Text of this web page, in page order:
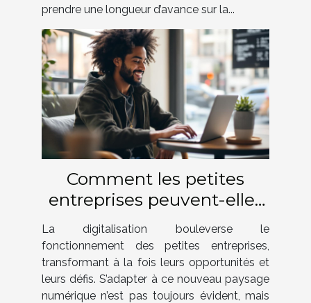
prendre une longueur d’avance sur la...
Comment les petites
entreprises peuvent-elles
surmonter les défis de la
digitalisation ?
La digitalisation bouleverse le
fonctionnement des petites entreprises,
transformant à la fois leurs opportunités et
leurs défis. S’adapter à ce nouveau paysage
numérique n’est pas toujours évident, mais